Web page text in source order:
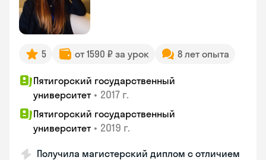
5 от 1590 ₽ за урок 8 лет опыта
Пятигорский государственный
университет • 2017 г.
Пятигорский государственный
университет • 2019 г.
Получила магистерский диплом с отличием